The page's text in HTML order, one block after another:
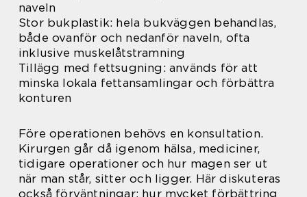
naveln
Stor bukplastik: hela bukväggen behandlas,
både ovanför och nedanför naveln, ofta
inklusive muskelåtstramning
Tillägg med fettsugning: används för att
minska lokala fettansamlingar och förbättra
konturen
Före operationen behövs en konsultation.
Kirurgen går då igenom hälsa, mediciner,
tidigare operationer och hur magen ser ut
när man står, sitter och ligger. Här diskuteras
också förväntningar: hur mycket förbättring